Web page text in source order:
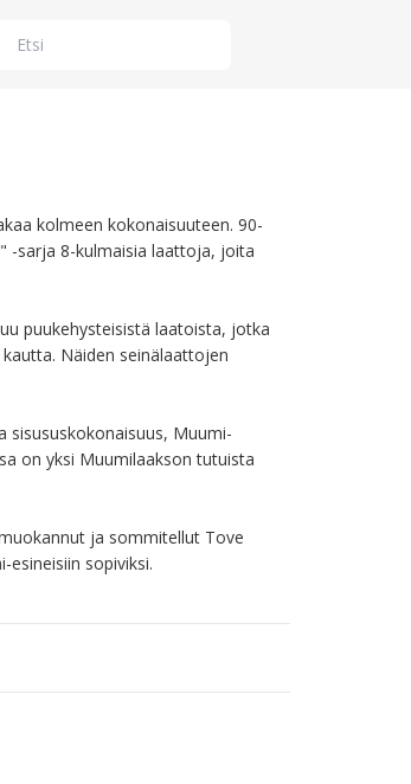
kolmeen kokonaisuuteen. 90-
-sarja 8-kulmaisia laattoja, joita
puukehysteisistä laatoista, jotka
Näiden seinälaattojen
sisususkokonaisuus, Muumi-
on yksi Muumilaakson tutuista
ja sommitellut Tove
esineisiin sopiviksi.